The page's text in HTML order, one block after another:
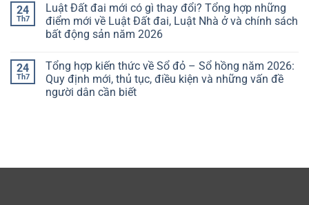
24
Th7
Luật Đất đai mới có gì thay đổi? Tổng hợp những
điểm mới về Luật Đất đai, Luật Nhà ở và chính sách
bất động sản năm 2026
24
Th7
Tổng hợp kiến thức về Sổ đỏ – Sổ hồng năm 2026:
Quy định mới, thủ tục, điều kiện và những vấn đề
người dân cần biết